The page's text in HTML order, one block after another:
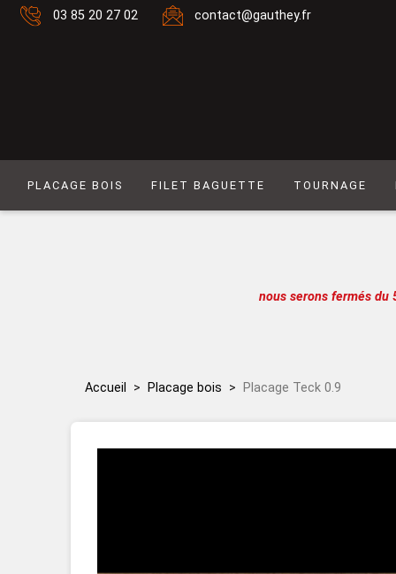
03 85 20 27 02 contact@gauthey.fr
PLACAGE BOIS
Lot de placages
FILET BAGUETTE TOURNAGE
nous serons fermés du
Accueil Placage bois Placage Teck 0.9